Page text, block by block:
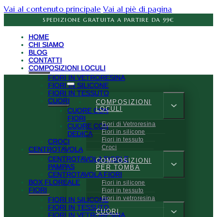
Vai al contenuto principale Vai al piè di pagina
SPEDIZIONE GRATUITA A PARTIRE DA 99€
HOME
CHI SIAMO
BLOG
CONTATTI
COMPOSIZIONI LOCULI
FIORI IN VETRORESINA
FIORI IN SILICONE
FIORI IN TESSUTO
CUORI
CUORE CON
FIORI
CUORE CON
DEDICA
CROCI
CENTROTAVOLA
CENTROTAVOLA FIORI E
PAMPAS
CENTROTAVOLA FIORI
BOX FLOREALE
FIORI
FIORI IN SILICONE
FIORI IN TESSUTO
FIORI IN VETRORESINA
COMPOSIZIONI
LOCULI
Fiori di Vetroresina
Fiori in silicone
Fiori in tessuto
Croci
COMPOSIZIONI
PER TOMBA
Fiori in silicone
Fiori in tessuto
Fiori in vetroresina
CUORI